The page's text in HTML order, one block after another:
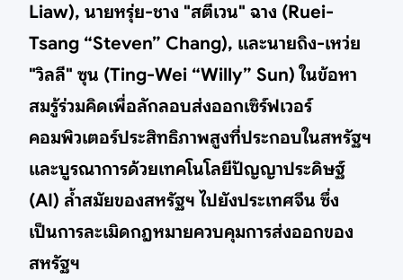
Liaw), นายหรุ่ย-ชาง "สตีเวน" ฉาง (Ruei-
Tsang “Steven” Chang), และนายถิง-เหว่ย
"วิลลี" ซุน (Ting-Wei “Willy” Sun) ในข้อหา
สมรู้ร่วมคิดเพื่อลักลอบส่งออกเซิร์ฟเวอร์
คอมพิวเตอร์ประสิทธิภาพสูงที่ประกอบในสหรัฐฯ
และบูรณาการด้วยเทคโนโลยีปัญญาประดิษฐ์
(AI) ล้ำสมัยของสหรัฐฯ ไปยังประเทศจีน ซึ่ง
เป็นการละเมิดกฎหมายควบคุมการส่งออกของ
สหรัฐฯ